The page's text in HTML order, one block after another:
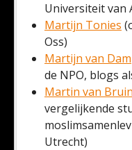
Universiteit van
Martijn Tonies
Oss)
Martijn van Dam
de NPO, blogs
Martin van
vergelijkende
Utrecht)